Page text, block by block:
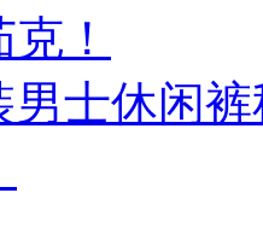
！
男士休闲